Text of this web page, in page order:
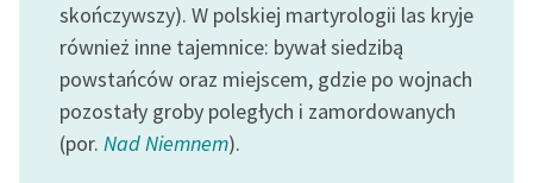
Ręce pełne poezji
Kolekcje edukacyjne
twórców przechodzących
do domeny publicznej,
skończywszy). W polskiej martyrologii las kryje
również inne tajemnice: bywał siedzibą
powstańców oraz miejscem, gdzie po wojnach
pozostały groby poległych i zamordowanych
(por. Nad Niemnem).